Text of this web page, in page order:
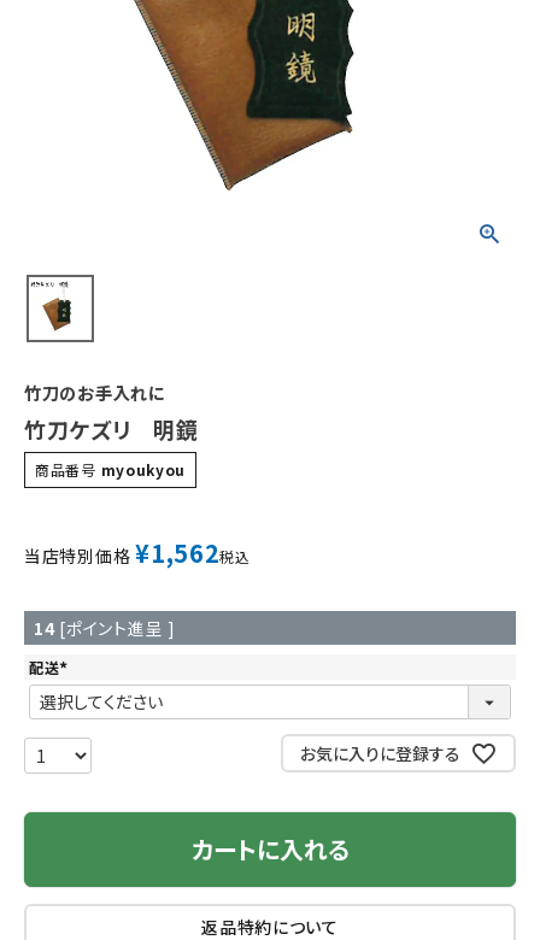
竹刀のお手入れに
竹刀ケズリ 明鏡
商品番号 myoukyou
当店特別価格 ¥1,562税込
14 [ポイント進呈 ]
配送
(
必
須
)
お気に入りに登録する
カートに入れる
返品特約について